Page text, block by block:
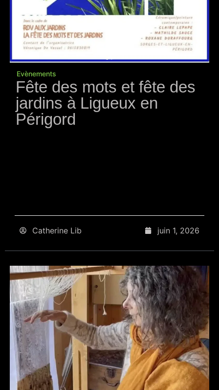
Evènements
Fête des mots et fête des
jardins à Ligueux en
Périgord
Catherine Lib juin 1, 2026